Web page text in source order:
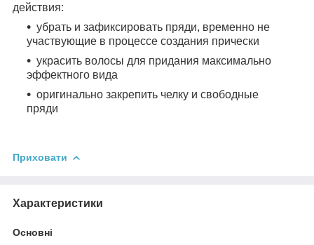
действия:
убрать и зафиксировать пряди, временно не
участвующие в процессе создания прически
украсить волосы для придания максимально
эффектного вида
оригинально закрепить челку и свободные
пряди
Приховати
Характеристики
Основні